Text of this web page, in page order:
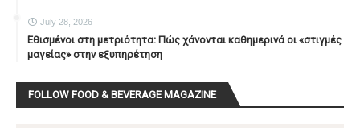
July 28, 2026
Εθισμένοι στη μετριότητα: Πώς χάνονται καθημερινά οι «στιγμές
μαγείας» στην εξυπηρέτηση
FOLLOW FOOD & BEVERAGE MAGAZINE